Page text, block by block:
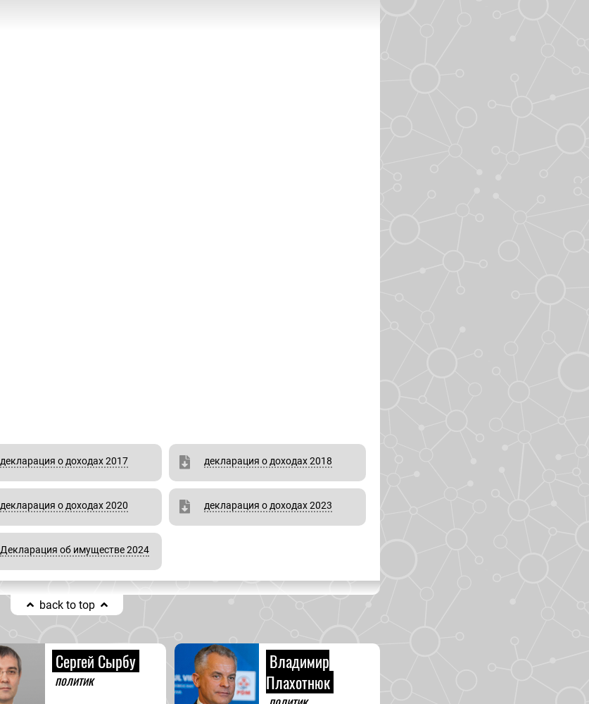
декларация о доходах 2017 декларация о доходах 2018
декларация о доходах 2020 декларация о доходах 2023
Декларация об имуществе 2024
back to top
Сергей Сырбу
политик
Владимир
Плахотнюк